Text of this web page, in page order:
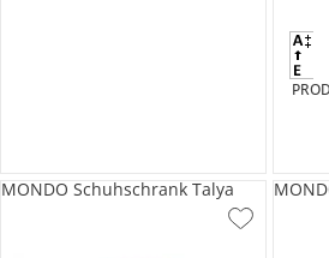
MONDO Schuhschrank Talya